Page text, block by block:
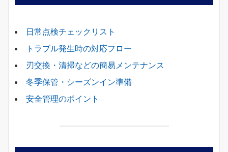
日常点検チェックリスト
トラブル発生時の対応フロー
刃交換・清掃などの簡易メンテナンス
冬季保管・シーズンイン準備
安全管理のポイント